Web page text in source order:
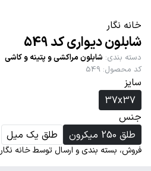
خانه نگار
شابلون دیواری کد 549
دسته بندی: شابلون مراکشی و پتینه و کاشی
کد محصول:
549
سایز
37x37
جنس
طلق 250 میکرون
طلق یک میل
فروش، بسته بندی و ارسال توسط خانه نگار